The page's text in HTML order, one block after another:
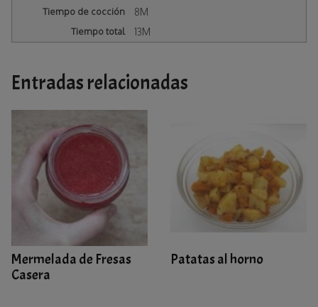
Tiempo de cocción 8M
Tiempo total 13M
Entradas relacionadas
Mermelada de Fresas
Casera
Patatas al horno